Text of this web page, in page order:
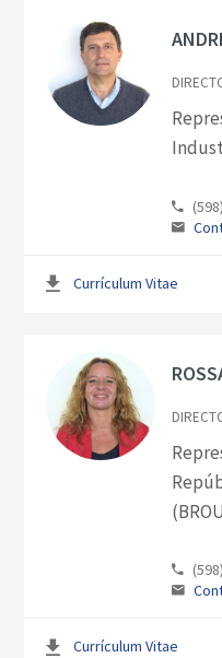
Currículum Vitae
Currículum Vitae